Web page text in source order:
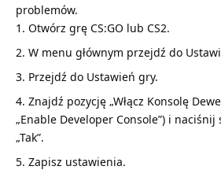
problemów.
Otwórz grę CS:GO lub CS2.
W menu głównym przejdź do
Przejdź do Ustawień gry.
Znajdź pozycję „Włącz Konsolę
„Enable Developer Console”) i naciśnij
„Tak”.
Zapisz ustawienia.